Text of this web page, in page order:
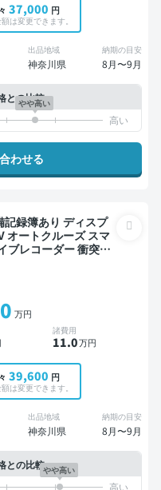
37,000 円
は変更できます。
出品地域
神奈川県
納期の目安
8月〜9月
との比較
やや高い
わせる
オートクルーズ スマ
ブレコーダー 衝突軽
万円
諸費用
11.0万円
39,600 円
は変更できます。
出品地域
神奈川県
納期の目安
8月〜9月
との比較やや高い